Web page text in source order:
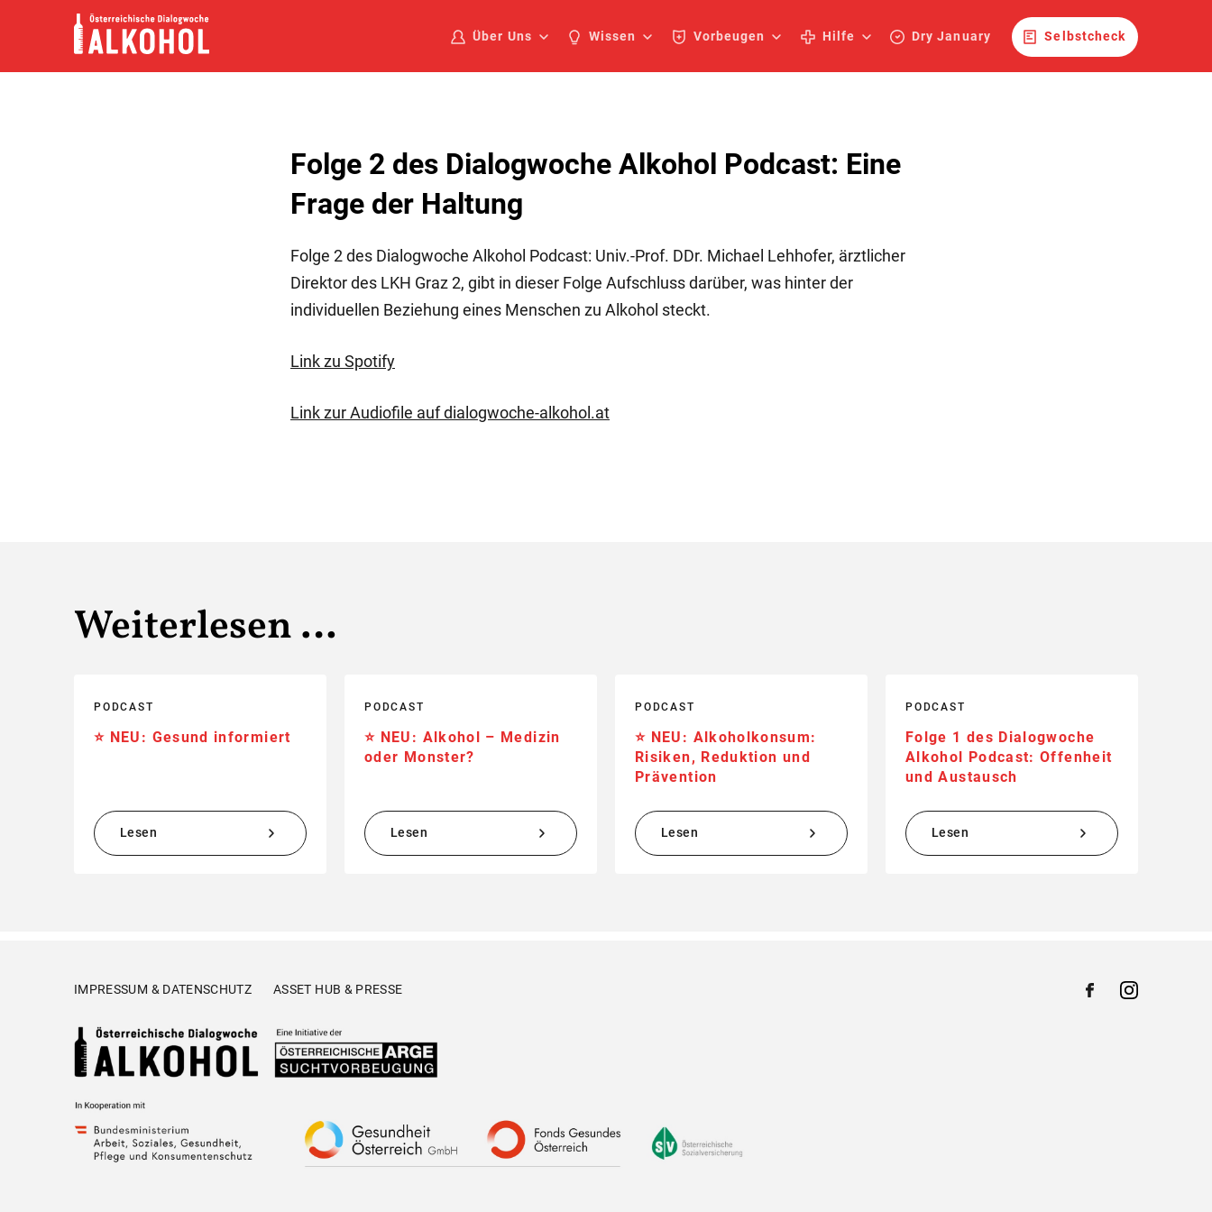
Über Uns Wissen Vorbeugen Hilfe Dry January Selbstcheck
Folge 2 des Dialogwoche Alkohol Podcast: Eine
Frage der Haltung
Folge 2 des Dialogwoche Alkohol Podcast: Univ.-Prof. DDr. Michael Lehhofer, ärztlicher
Direktor des LKH Graz 2, gibt in dieser Folge Aufschluss darüber, was hinter der
individuellen Beziehung eines Menschen zu Alkohol steckt.
Link zu Spotify
Link zur Audiofile auf dialogwoche-alkohol.at
Weiterlesen …
PODCAST
⭐️ NEU: Gesund informiert
Lesen
PODCAST
⭐️ NEU: Alkohol – Medizin
oder Monster?
Lesen
PODCAST
⭐️ NEU: Alkoholkonsum:
Risiken, Reduktion und
Prävention
Lesen
PODCAST
Folge 1 des Dialogwoche
Alkohol Podcast: Offenheit
und Austausch
Lesen
IMPRESSUM & DATENSCHUTZ ASSET HUB & PRESSE